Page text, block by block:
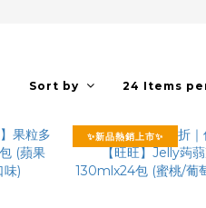
Sort by 24 Items
✨新品熱銷上市✨